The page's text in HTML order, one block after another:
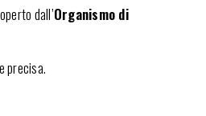
dall’Organismo di
precisa.